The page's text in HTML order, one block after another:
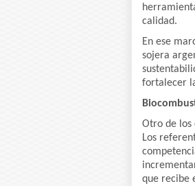
calidad.
En ese
sojera
fortalecer
Otro de los
Los
que recibe